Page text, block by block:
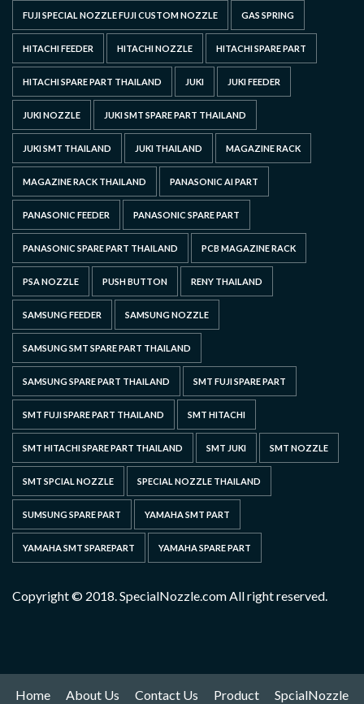
FUJI SPECIAL NOZZLE FUJI CUSTOM NOZZLE GAS SPRING
HITACHI FEEDER HITACHI NOZZLE HITACHI SPARE PART
HITACHI SPARE PART THAILAND JUKI JUKI FEEDER
JUKI NOZZLE JUKI SMT SPARE PART THAILAND
JUKI SMT THAILAND JUKI THAILAND MAGAZINE RACK
MAGAZINE RACK THAILAND PANASONIC AI PART
PANASONIC FEEDER PANASONIC SPARE PART
PANASONIC SPARE PART THAILAND PCB MAGAZINE RACK
PSA NOZZLE PUSH BUTTON RENY THAILAND
SAMSUNG FEEDER SAMSUNG NOZZLE
SAMSUNG SMT SPARE PART THAILAND
SAMSUNG SPARE PART THAILAND SMT FUJI SPARE PART
SMT FUJI SPARE PART THAILAND SMT HITACHI
SMT HITACHI SPARE PART THAILAND SMT JUKI SMT NOZZLE
SMT SPCIAL NOZZLE SPECIAL NOZZLE THAILAND
SUMSUNG SPARE PART YAMAHA SMT PART
YAMAHA SMT SPAREPART YAMAHA SPARE PART
Copyright © 2018. SpecialNozzle.com All right reserved.
Home About Us Contact Us Product SpcialNozzle